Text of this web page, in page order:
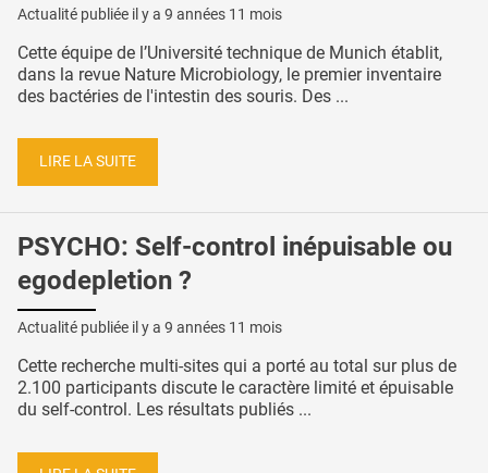
Actualité publiée il y a 9 années 11 mois
Cette équipe de l’Université technique de Munich établit,
dans la revue Nature Microbiology, le premier inventaire
des bactéries de l'intestin des souris. Des ...
LIRE LA SUITE
PSYCHO: Self-control inépuisable ou
egodepletion ?
Actualité publiée il y a 9 années 11 mois
Cette recherche multi-sites qui a porté au total sur plus de
2.100 participants discute le caractère limité et épuisable
du self-control. Les résultats publiés ...